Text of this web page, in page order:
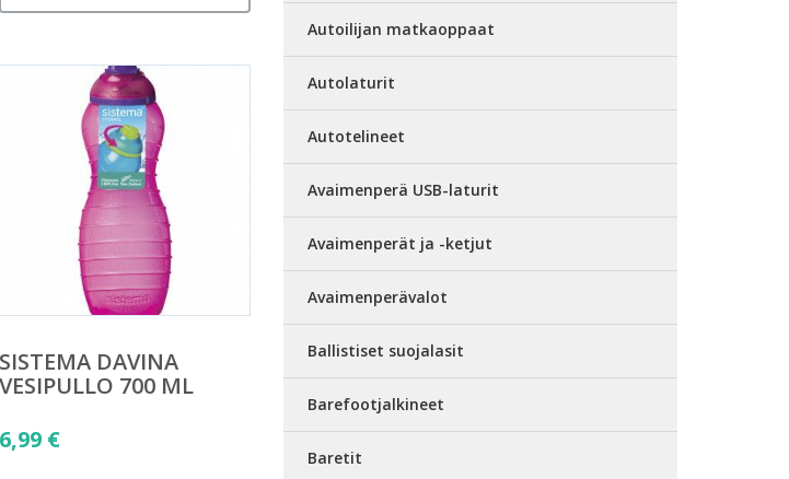
on:
SISTEMA DAVINA
VESIPULLO 700 ML
6,99 €
Autoilijan matkaoppaat
Autolaturit
Autotelineet
Avaimenperä USB-laturit
Avaimenperät ja -ketjut
Avaimenperävalot
Ballistiset suojalasit
Barefootjalkineet
Baretit